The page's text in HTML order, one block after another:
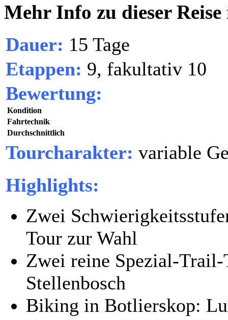
Mehr Info zu dieser
Dauer: 15 Tage
Etappen: 9, fakultativ 10
Bewertung:
Kondition
Fahrtechnik
Durchschnittlich
Tourcharakter: variable
Highlights:
Zwei
Tour zur Wahl
Zwei reine Spezial-Trail-
Stellenbosch
Biking in Botlierskop: